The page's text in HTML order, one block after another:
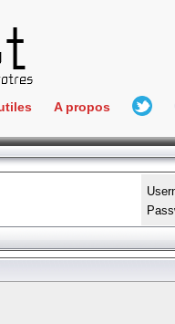
Connect
A propos
L'équipe
Hall Of Fame